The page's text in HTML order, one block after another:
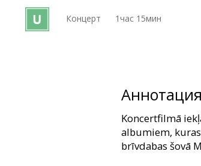
B2B Концерт 1час 15мин
Аннотация
Koncertfilmā
albumiem,
brīvdabas šovā